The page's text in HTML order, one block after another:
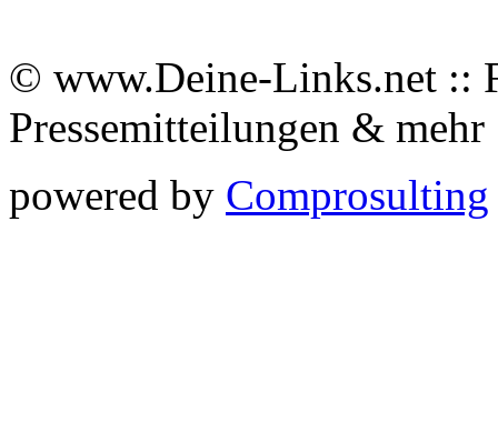
© www.Deine-Links.net ::
Pressemitteilungen &
powered by Comprosulting